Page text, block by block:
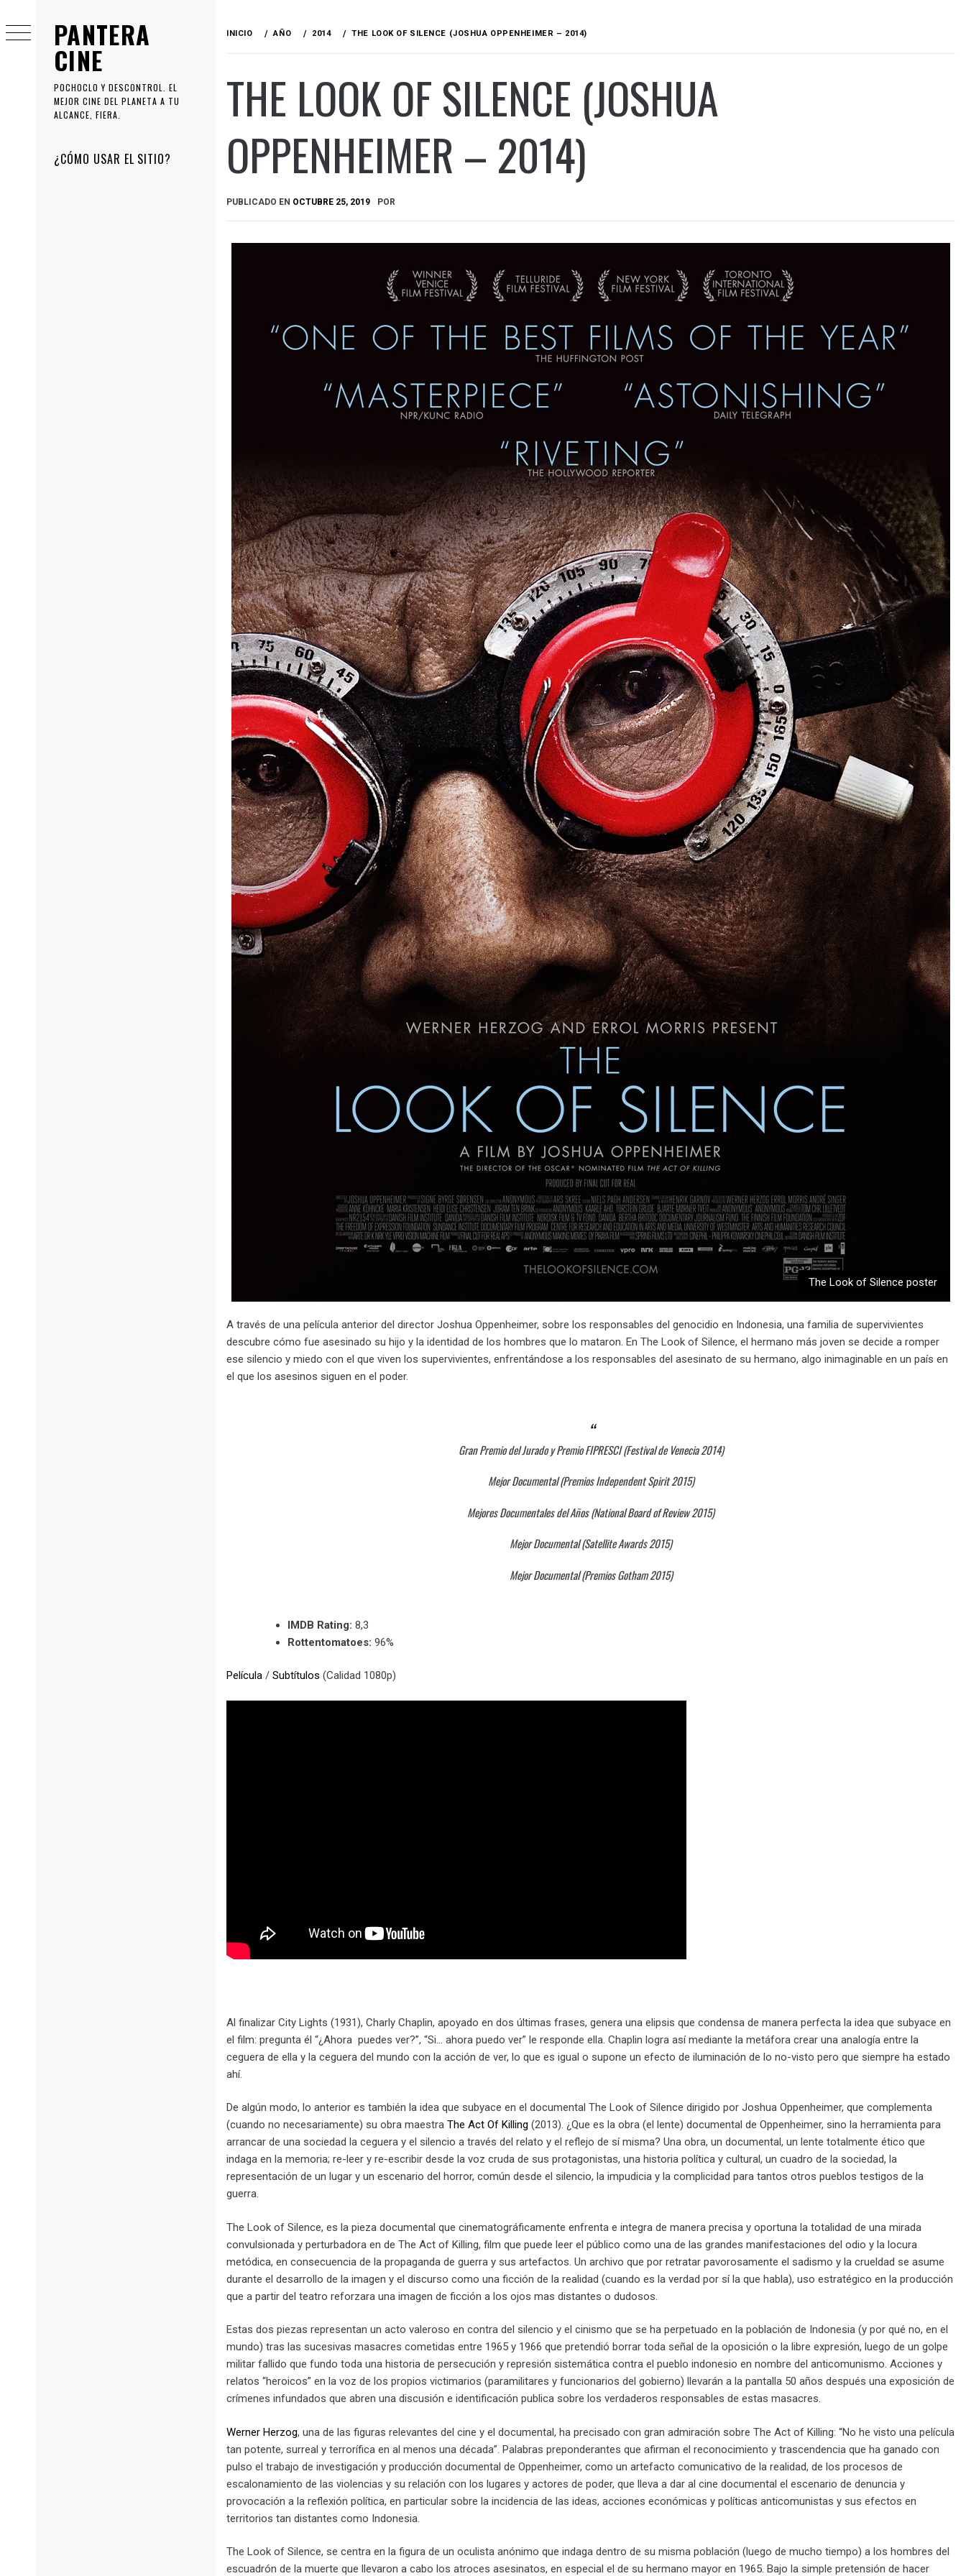
PANTERA
CINE
POCHOCLO Y DESCONTROL. EL
MEJOR CINE DEL PLANETA A TU
ALCANCE, FIERA.
principal
¿CÓMO USAR EL SITIO?
al
contenido
INICIO AÑO 2014 THE LOOK OF SILENCE (JOSHUA OPPENHEIMER – 2014)
THE LOOK OF SILENCE (JOSHUA
OPPENHEIMER – 2014)
PUBLICADO EN OCTUBRE 25, 2019 POR
The Look of Silence poster
A través de una película anterior del director Joshua Oppenheimer, sobre los responsables del genocidio en Indonesia, una familia de supervivientes
descubre cómo fue asesinado su hijo y la identidad de los hombres que lo mataron. En The Look of Silence, el hermano más joven se decide a romper
ese silencio y miedo con el que viven los supervivientes, enfrentándose a los responsables del asesinato de su hermano, algo inimaginable en un país en
el que los asesinos siguen en el poder.
Gran Premio del Jurado y Premio FIPRESCI (Festival de Venecia 2014)
Mejor Documental (Premios Independent Spirit 2015)
Mejores Documentales del Años (National Board of Review 2015)
Mejor Documental (Satellite Awards 2015)
Mejor Documental (Premios Gotham 2015)
IMDB Rating: 8,3
Rottentomatoes: 96%
Película / Subtítulos (Calidad 1080p)
Al finalizar City Lights (1931), Charly Chaplin, apoyado en dos últimas frases, genera una elipsis que condensa de manera perfecta la idea que subyace en
el film: pregunta él “¿Ahora puedes ver?”, “Si… ahora puedo ver” le responde ella. Chaplin logra así mediante la metáfora crear una analogía entre la
ceguera de ella y la ceguera del mundo con la acción de ver, lo que es igual o supone un efecto de iluminación de lo no-visto pero que siempre ha estado
ahí.
De algún modo, lo anterior es también la idea que subyace en el documental The Look of Silence dirigido por Joshua Oppenheimer, que complementa
(cuando no necesariamente) su obra maestra The Act Of Killing (2013). ¿Que es la obra (el lente) documental de Oppenheimer, sino la herramienta para
arrancar de una sociedad la ceguera y el silencio a través del relato y el reflejo de sí misma? Una obra, un documental, un lente totalmente ético que
indaga en la memoria; re-leer y re-escribir desde la voz cruda de sus protagonistas, una historia política y cultural, un cuadro de la sociedad, la
representación de un lugar y un escenario del horror, común desde el silencio, la impudicia y la complicidad para tantos otros pueblos testigos de la
guerra.
The Look of Silence, es la pieza documental que cinematográficamente enfrenta e integra de manera precisa y oportuna la totalidad de una mirada
convulsionada y perturbadora en de The Act of Killing, film que puede leer el público como una de las grandes manifestaciones del odio y la locura
metódica, en consecuencia de la propaganda de guerra y sus artefactos. Un archivo que por retratar pavorosamente el sadismo y la crueldad se asume
durante el desarrollo de la imagen y el discurso como una ficción de la realidad (cuando es la verdad por sí la que habla), uso estratégico en la producción
que a partir del teatro reforzara una imagen de ficción a los ojos mas distantes o dudosos.
Estas dos piezas representan un acto valeroso en contra del silencio y el cinismo que se ha perpetuado en la población de Indonesia (y por qué no, en el
mundo) tras las sucesivas masacres cometidas entre 1965 y 1966 que pretendió borrar toda señal de la oposición o la libre expresión, luego de un golpe
militar fallido que fundo toda una historia de persecución y represión sistemática contra el pueblo indonesio en nombre del anticomunismo. Acciones y
relatos “heroicos” en la voz de los propios victimarios (paramilitares y funcionarios del gobierno) llevarán a la pantalla 50 años después una exposición de
crímenes infundados que abren una discusión e identificación publica sobre los verdaderos responsables de estas masacres.
Werner Herzog, una de las figuras relevantes del cine y el documental, ha precisado con gran admiración sobre The Act of Killing: “No he visto una película
tan potente, surreal y terrorífica en al menos una década”. Palabras preponderantes que afirman el reconocimiento y trascendencia que ha ganado con
pulso el trabajo de investigación y producción documental de Oppenheimer, como un artefacto comunicativo de la realidad, de los procesos de
escalonamiento de las violencias y su relación con los lugares y actores de poder, que lleva a dar al cine documental el escenario de denuncia y
provocación a la reflexión política, en particular sobre la incidencia de las ideas, acciones económicas y políticas anticomunistas y sus efectos en
territorios tan distantes como Indonesia.
The Look of Silence, se centra en la figura de un oculista anónimo que indaga dentro de su misma población (luego de mucho tiempo) a los hombres del
escuadrón de la muerte que llevaron a cabo los atroces asesinatos, en especial el de su hermano mayor en 1965. Bajo la simple pretensión de hacer